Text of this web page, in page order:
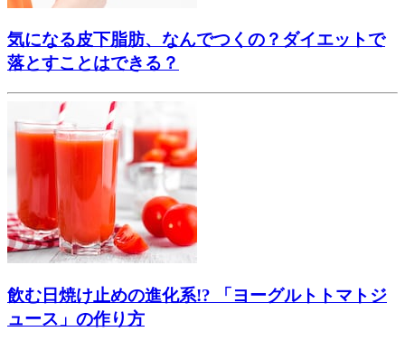
気になる皮下脂肪、なんでつくの？ダイエットで
落とすことはできる？
飲む日焼け止めの進化系!? 「ヨーグルトトマトジ
ュース」の作り方